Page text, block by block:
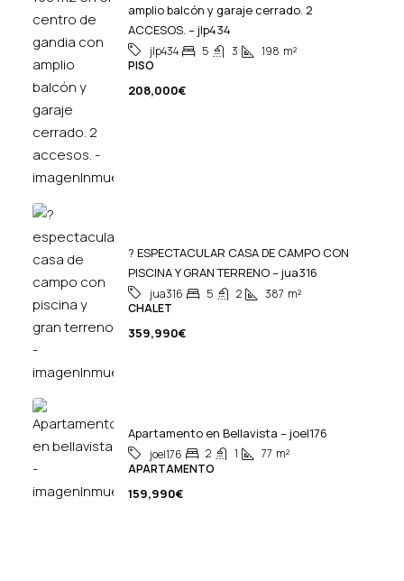
amplio balcón y garaje cerrado. 2
ACCESOS. – jlp434
jlp434 5 3 198 m²
PISO
208,000€
? ESPECTACULAR CASA DE CAMPO CON
PISCINA Y GRAN TERRENO – jua316
jua316 5 2 387 m²
CHALET
359,990€
Apartamento en Bellavista – joel176
joel176 2 1 77 m²
APARTAMENTO
159,990€